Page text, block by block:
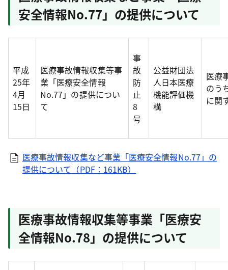
安全情報No.77」の提供について
平成
25年
4月
15日
医療事故情報収集等事
業「医療安全情報
No.77」の提供につい
て
事
故
防
止
8
号
公益財団法
人日本医療
機能評価機
構
医療
のう
に関
医療事故情報収集など事業「医療安全情報No.77」の
提供について（PDF：161KB）
医療事故情報収集等事業「医療安
全情報No.78」の提供について